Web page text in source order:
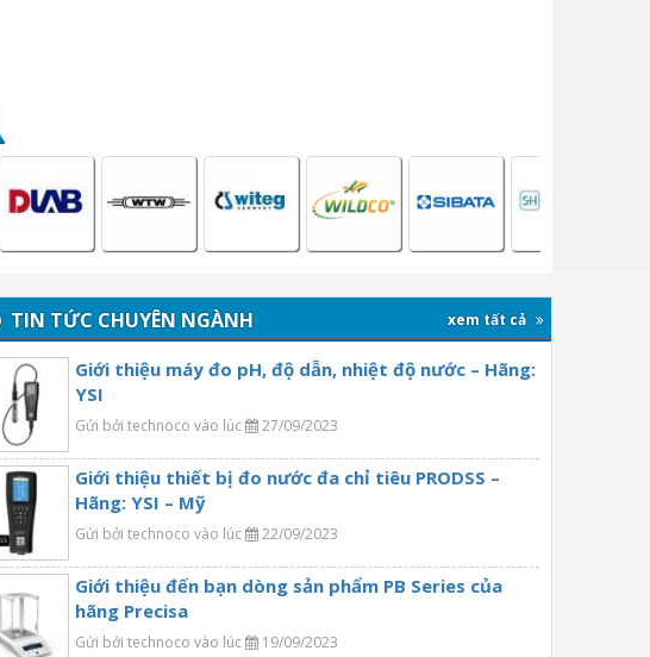
TIN TỨC CHUYÊN NGÀNH xem tất cả
Giới thiệu máy đo pH, độ dẫn, nhiệt độ nước – Hãng:
YSI
Gửi bởi technoco vào lúc 27/09/2023
Giới thiệu thiết bị đo nước đa chỉ tiêu PRODSS –
Hãng: YSI – Mỹ
Gửi bởi technoco vào lúc 22/09/2023
Giới thiệu đến bạn dòng sản phẩm PB Series của
hãng Precisa
Gửi bởi technoco vào lúc 19/09/2023